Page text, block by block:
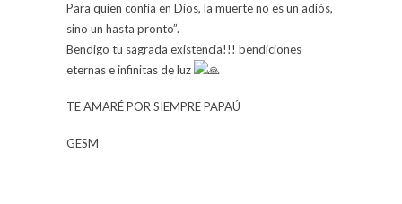
Para quien confía en Dios, la muerte no es un adiós,
sino un hasta pronto”.
Bendigo tu sagrada existencia!!! bendiciones
eternas e infinitas de luz
TE AMARÉ POR SIEMPRE PAPAÚ
GESM